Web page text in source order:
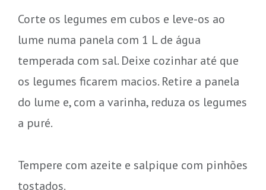
Corte os legumes em cubos e leve-os ao
lume numa panela com 1 L de água
temperada com sal. Deixe cozinhar até que
os legumes ficarem macios. Retire a panela
do lume e, com a varinha, reduza os legumes
a puré.
Tempere com azeite e salpique com pinhões
tostados.